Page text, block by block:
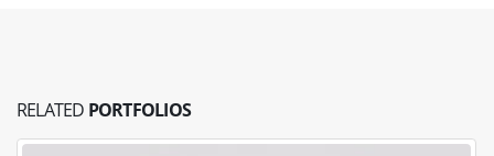
RELATED PORTFOLIOS